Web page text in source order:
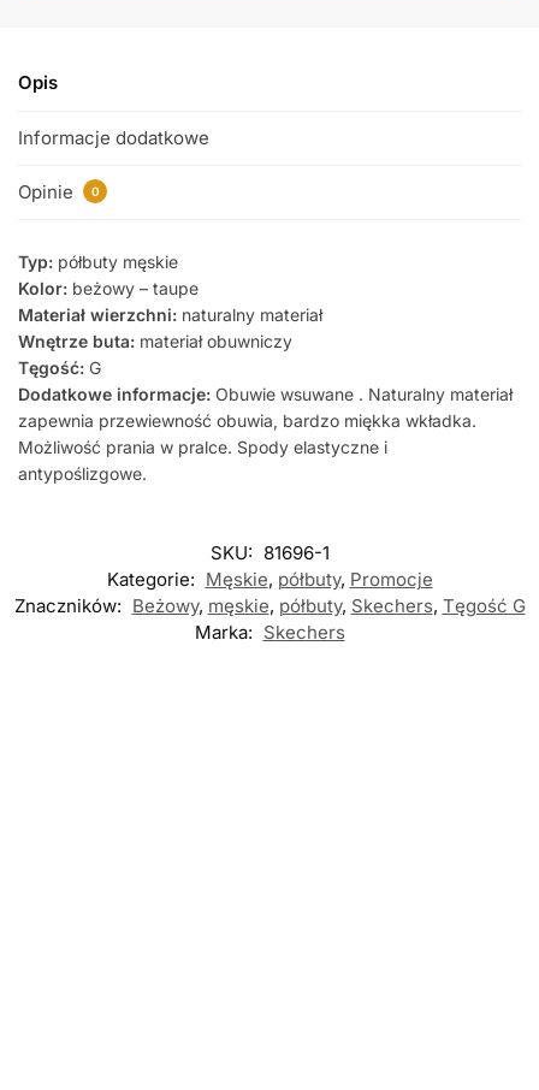
Opis
Informacje dodatkowe
Opinie 0
Typ: półbuty męskie
Kolor: beżowy – taupe
Materiał wierzchni: naturalny materiał
Wnętrze buta: materiał obuwniczy
Tęgość: G
Dodatkowe informacje: Obuwie wsuwane . Naturalny materiał
zapewnia przewiewność obuwia, bardzo miękka wkładka.
Możliwość prania w pralce. Spody elastyczne i
antypoślizgowe.
SKU: 81696-1
Kategorie: Męskie, półbuty, Promocje
Znaczników: Beżowy, męskie, półbuty, Skechers, Tęgość G
Marka: Skechers